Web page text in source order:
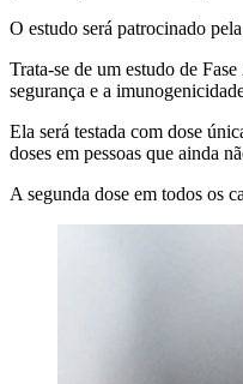
O estudo será patrocinado
Trata-se de um estudo de
segurança e a
Ela será testada com dose
doses em pessoas que ainda
A segunda dose em todos os